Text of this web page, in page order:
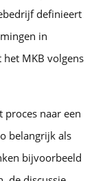
definieert
in
MKB volgens
proces naar een
belangrijk als
bijvoorbeeld